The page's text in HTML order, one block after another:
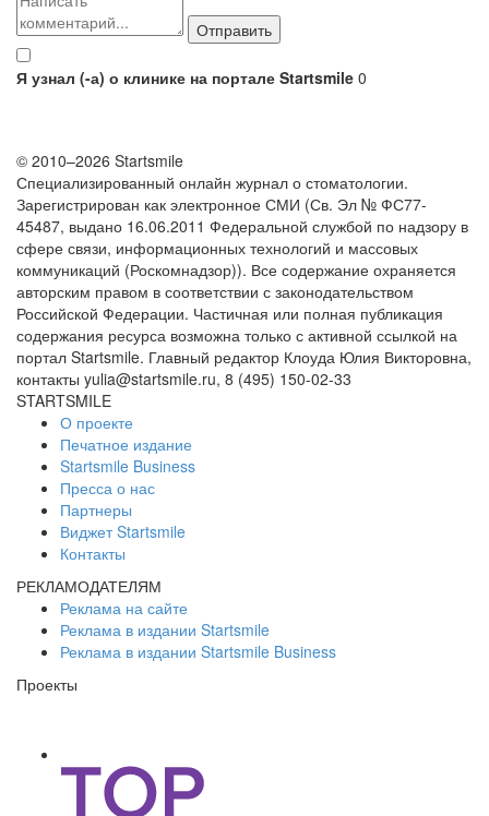
Я узнал (-а) о клинике на портале Startsmile 0
© 2010–2026 Startsmile
Специализированный онлайн журнал о стоматологии.
Зарегистрирован как электронное СМИ (Св. Эл № ФС77-
45487, выдано 16.06.2011 Федеральной службой по надзору в
сфере связи, информационных технологий и массовых
коммуникаций (Роскомнадзор)). Все содержание охраняется
авторским правом в соответствии с законодательством
Российской Федерации. Частичная или полная публикация
содержания ресурса возможна только с активной ссылкой на
портал Startsmile. Главный редактор Клоуда Юлия Викторовна,
контакты yulia@startsmile.ru, 8 (495) 150-02-33
STARTSMILE
О проекте
Печатное издание
Startsmile Business
Пресса о нас
Партнеры
Виджет Startsmile
Контакты
РЕКЛАМОДАТЕЛЯМ
Реклама на сайте
Реклама в издании Startsmile
Реклама в издании Startsmile Business
Проекты